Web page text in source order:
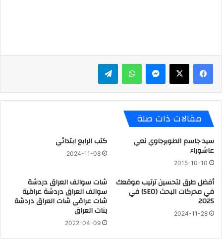
ماسنجر واتساب تيلقرام
مقالات ذات صلة
سيد جاسم الطويرجاوي نعي
عاشوراء
2015-10-10
كتب الرابع ابتدائي
2024-11-08
أفضل طرق لتحسين ترتيب موقعك
في محركات البحث (SEO) في
2025
2024-11-28
شات سوالف العراق دردشة
سوالف العراق دردشة عراقية
شات عراقي شات العراق دردشة
بنات العراق
2022-04-09